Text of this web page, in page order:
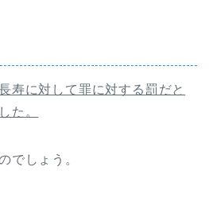
寿に対して罪に対する罰だと
た。
でしょう。